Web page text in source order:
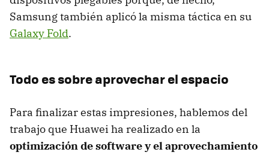
Samsung también aplicó la misma táctica en su
Galaxy Fold.
Todo es sobre aprovechar el espacio
Para finalizar estas impresiones, hablemos del
trabajo que Huawei ha realizado en la
optimización de software y el aprovechamiento